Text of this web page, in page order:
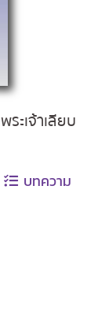
ะเจ้าเลียบ
บทความ